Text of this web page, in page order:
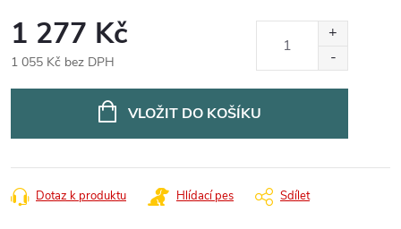
1 277 Kč
1 055 Kč bez DPH
VLOŽIT DO KOŠÍKU
Dotaz k produktu Hlídací pes Sdílet